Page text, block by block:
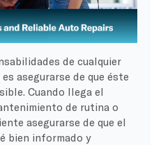
de cualquier
asegurarse de que éste
Cuando llega el
de rutina o
asegurarse de que el
bien informado y